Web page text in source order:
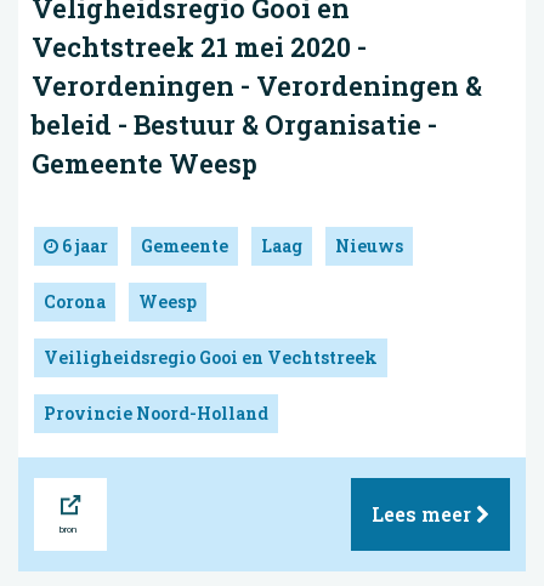
Veligheidsregio Gooi en
Vechtstreek 21 mei 2020 -
Verordeningen - Verordeningen &
beleid - Bestuur & Organisatie -
Gemeente Weesp
6 jaar Gemeente Laag Nieuws
Corona Weesp
Veiligheidsregio Gooi en Vechtstreek
Provincie Noord-Holland
Lees meer